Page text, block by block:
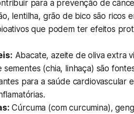
para a prevenção de
lentilha, grão de bico são ricos
que podem ter efeitos
Abacate, azeite de oliva extra
sementes (chia, linhaça) são
para a saúde cardiovascular
Cúrcuma (com curcumina),